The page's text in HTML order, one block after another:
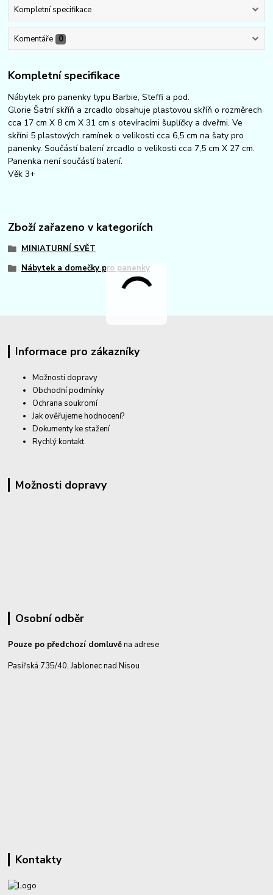
Kompletní specifikace
Komentáře 0
Kompletní specifikace
Nábytek pro panenky typu Barbie, Steffi a pod.
Glorie Šatní skříň a zrcadlo obsahuje plastovou skříň o rozměrech
cca 17 cm X 8 cm X 31 cm s otevíracími šuplíčky a dveřmi. Ve
skříni 5 plastových ramínek o velikosti cca 6,5 cm na šaty pro
panenky. Součástí balení zrcadlo o velikosti cca 7,5 cm X 27 cm.
Panenka není součástí balení.
Věk 3+
Zboží zařazeno v kategoriích
MINIATURNÍ SVĚT
Nábytek a domečky pro panenky
Informace pro zákazníky
Možnosti dopravy
Obchodní podmínky
Ochrana soukromí
Jak ověřujeme hodnocení?
Dokumenty ke stažení
Rychlý kontakt
Možnosti dopravy
Osobní odběr
Pouze po předchozí domluvěna adrese
Pasířská 735/40, Jablonec nad Nisou
Kontakty